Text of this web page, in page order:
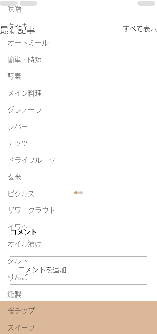
味噌
クッキー
オートミール
簡単・時短
酵素
メイン料理
グラノーラ
レバー
ナッツ
ドライフルーツ
玄米
ピクルス
ザワークラウト
イワシ
オイル漬け
タルト
りんご
燻製
桜チップ
スイーツ
最新記事 すべて表示
今年初めての味噌教室
コメント
コメントを追加…